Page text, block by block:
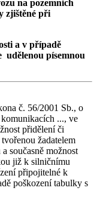
na pozemních
zjištěné při
a v případě
udělenou písemnou
č. 56/2001 Sb., o
..., ve
přidělení či
žadatelem
současně možnost
již k silničnímu
připojitelné k
poškození tabulky s